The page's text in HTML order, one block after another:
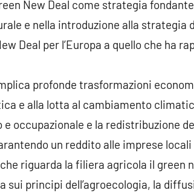
New Deal come strategia
e nella introduzione alla strategia
Deal per l’Europa a quello che ha
profonde trasformazioni
e alla lotta al cambiamento
e occupazionale e la redistribuzione
un reddito alle imprese
riguarda la filiera agricola il green
sui principi dell’agroecologia, la